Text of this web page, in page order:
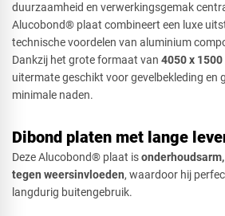
duurzaamheid en verwerkingsgemak
Alucobond® plaat combineert een luxe
technische voordelen van aluminium
Dankzij het grote formaat van 4050 x 1500
uitermate geschikt voor gevelbekleding en
minimale naden.
Dibond platen met lange
Deze Alucobond® plaat is
tegen weersinvloeden, waardoor hij
langdurig buitengebruik.